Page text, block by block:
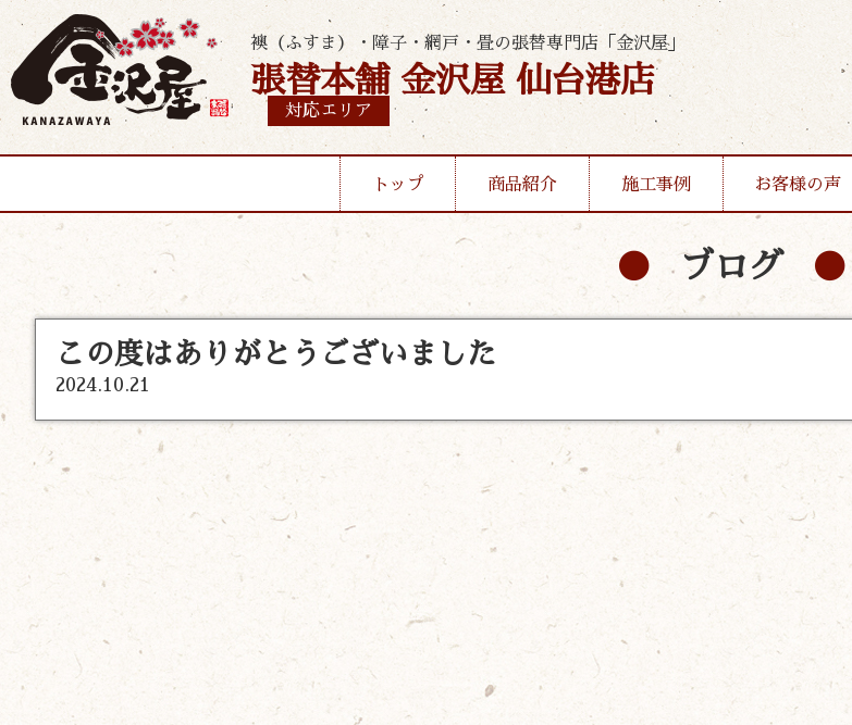
襖（ふすま）・障子・網戸・畳の張替専門店「金沢屋」
張替本舗 金沢屋 仙台港店
対応エリア
トップ 商品紹介 施工事例 お客様の声
ブログ
この度はありがとうございました
2024.10.21